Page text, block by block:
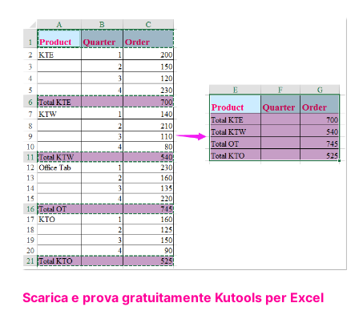
Scarica e prova gratuitamente Kutools per Excel